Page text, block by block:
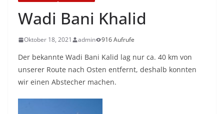
Wadi Bani Khalid
Oktober 18, 2021 admin 916 Aufrufe
Der bekannte Wadi Bani Kalid lag nur ca. 40 km von
unserer Route nach Osten entfernt, deshalb konnten
wir einen Abstecher machen.